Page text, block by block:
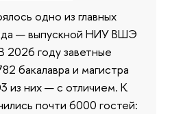
одно из главных
— выпускной НИУ ВШЭ
2026 году заветные
бакалавра и магистра
из них — с отличием. К
почти 6000 гостей: